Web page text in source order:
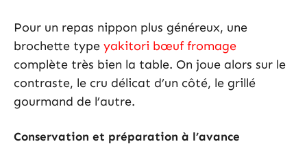
Pour un repas nippon plus généreux, une
brochette type yakitori bœuf fromage
complète très bien la table. On joue alors sur le
contraste, le cru délicat d’un côté, le grillé
gourmand de l’autre.
Conservation et préparation à l’avance